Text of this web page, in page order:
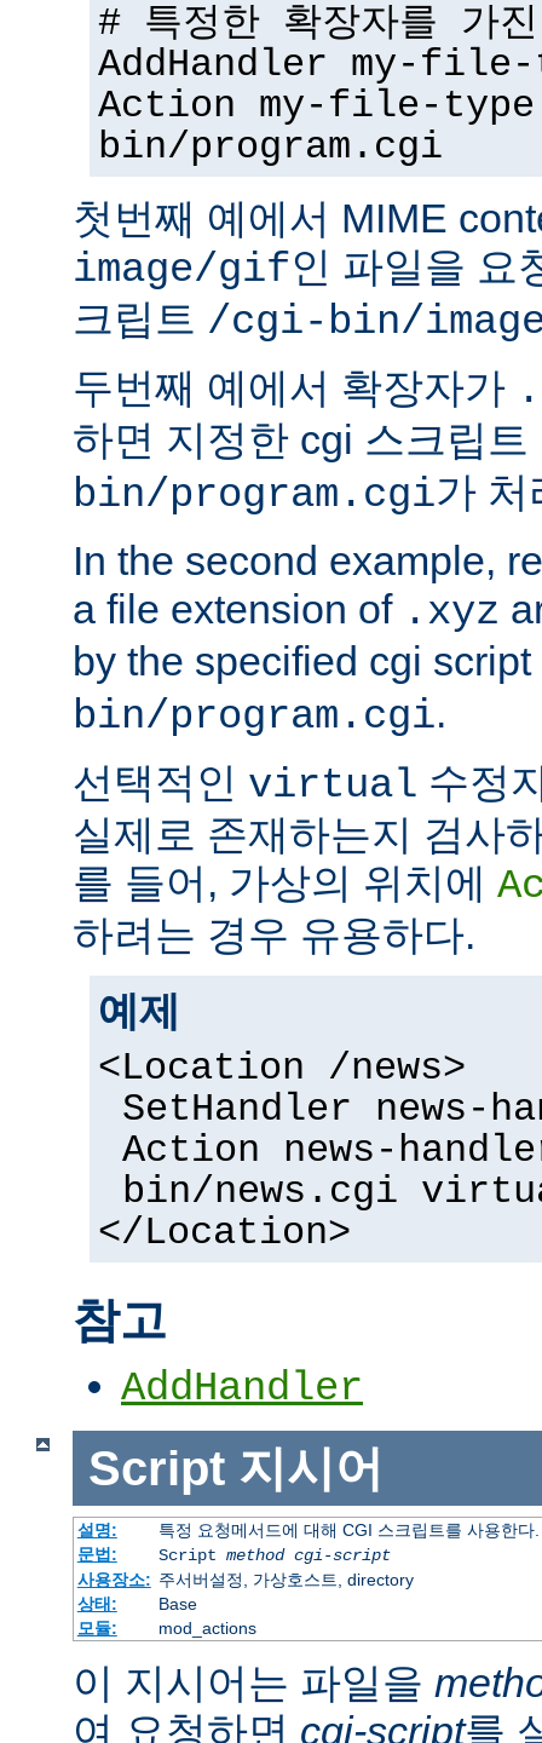
# 특정한 확장자를 가
AddHandler my-
Action my-file-
bin/program.cgi
첫번째 예에서 MIME
image/gif인 파일을 요
크립트 /cgi-bin/
두번째 예에서 확장자가
하면 지정한 cgi 스크립트
bin/program.cgi가 처
In the second example,
a file extension of .xyz
by the specified cgi script
bin/program.cgi.
선택적인 virtual 수정
실제로 존재하는지 검사
를 들어, 가상의 위치에
하려는 경우 유용하다.
예제
<Location /news>
SetHandler news-
Action news-
bin/news.cgi
</Location>
참고
AddHandler
Script 지시어
설명:
특정 요청메서드에 대해 CGI 스크립트를 사용한다.
문법:
Script method cgi-script
사용장소: 주서버설정, 가상호스트, directory
상태:
Base
모듈:
mod_actions
이 지시어는 파일을
여 요청하면 cgi-script를